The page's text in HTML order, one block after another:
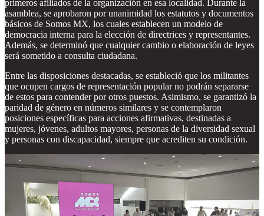
primeros afiliados de la organización en esa localidad. Durante la
asamblea, se aprobaron por unanimidad los estatutos y documentos
básicos de Somos MX, los cuales establecen un modelo de
democracia interna para la elección de directrices y representantes.
Además, se determinó que cualquier cambio o elaboración de leyes
será sometido a consulta ciudadana.
Entre las disposiciones destacadas, se estableció que los militantes
que ocupen cargos de representación popular no podrán separarse
de estos para contender por otros puestos. Asimismo, se garantizó la
paridad de género en números similares y se contemplaron
posiciones específicas para acciones afirmativas, destinadas a
mujeres, jóvenes, adultos mayores, personas de la diversidad sexual
y personas con discapacidad, siempre que acrediten su condición.